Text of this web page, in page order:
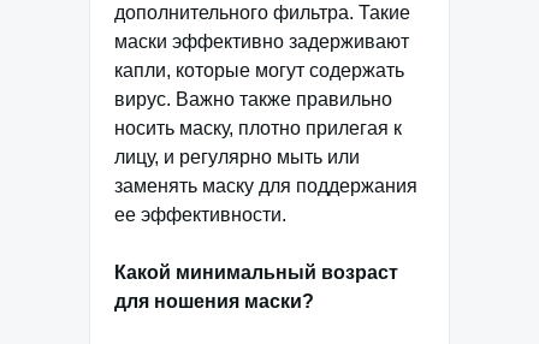
дополнительного фильтра. Такие
маски эффективно задерживают
капли, которые могут содержать
вирус. Важно также правильно
носить маску, плотно прилегая к
лицу, и регулярно мыть или
заменять маску для поддержания
ее эффективности.
Какой минимальный возраст
для ношения маски?